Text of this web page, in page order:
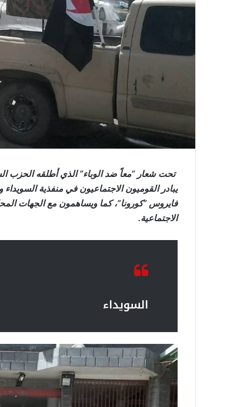
تحت شعار “معاً ضد الوباء” الذي أطلقه الحزب
يبادر القوميون الاجتماعيون في منفذية
فايروس “كورونا”، كما ويساهمون مع الجهات
الاجتماعية.
السويداء